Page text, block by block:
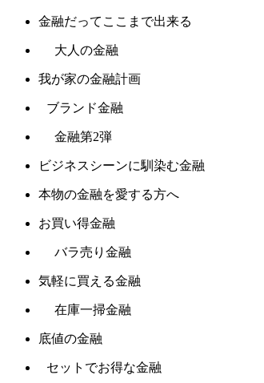
金融だってここまで出来る
大人の金融
我が家の金融計画
ブランド金融
金融第2弾
ビジネスシーンに馴染む金融
本物の金融を愛する方へ
お買い得金融
バラ売り金融
気軽に買える金融
在庫一掃金融
底値の金融
セットでお得な金融